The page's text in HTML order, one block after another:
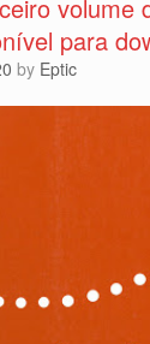
volume
para
by Eptic